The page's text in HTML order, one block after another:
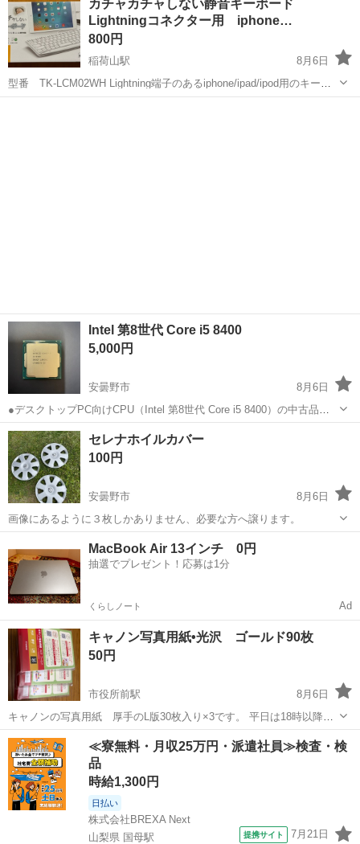
作、などの動作は正常 付属品 本体 電源 接続ケーブル 中古...
カチャカチャしない静音キーボード
Lightningコネクター用 iphone…
800円
稲荷山駅
8月6日
型番 TK-LCM02WH Lightning端子のあるiphone/ipad/ipod用のキーボ
ードです。 iOS/iPadOS 13.6以上の端末が必要です。 マルチファンク
Intel 第8世代 Core i5 8400
5,000円
安曇野市
8月6日
●デスクトップPC向けCPU（Intel 第8世代 Core i5 8400）の中古品で
す。 ・コア数：６コア / ６スレッド ・基本動作周波数：2.8GHz（タ
ーボブースト時：最大4.0GHz） ・ソケ...
長野 安曇野市 PCパーツ
セレナホイルカバー
100円
安曇野市
8月6日
画像にあるように３枚しかありません、必要な方へ譲ります。
画像
MacBook Air 13インチ 0円
抽選でプレゼント！応募は1分
くらしノート Ad
キャノン写真用紙•光沢 ゴールド90枚
50円
市役所前駅
8月6日
キャノンの写真用紙 厚手のL版30枚入り×3です。 平日は18時以降、
土日祝は午後〜夕方で取りに来てくれる方へお譲りします。 よろしく
お願いします。
長野 長野市 市役所前駅 その他
≪寮無料・月収25万円・派遣社員≫検査・検
品
時給1,300円
日払い
株式会社BREXA Next
山梨県 国母駅
提携サイト 7月21日